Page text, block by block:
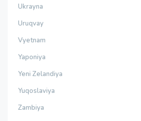
Ukrayna
Uruqvay
Vyetnam
Yaponiya
Yeni Zelandiya
Yuqoslaviya
Zambiya